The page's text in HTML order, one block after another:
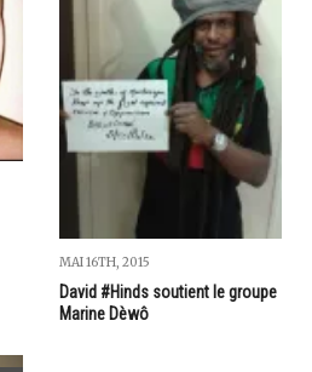
MAI 16TH, 2015
David #Hinds soutient le groupe
Marine Dèwô